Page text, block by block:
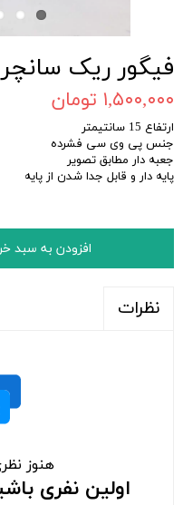
فیگور ریک
۱,۵۰۰,۰۰۰ تومان
ارتفاع 15 سانتیمتر
جنس پی وی سی فشرده
جعبه دار مطابق تصویر
پایه دار و قابل جدا شدن از پایه
افزودن به سبد
نظرات
هنوز
اولین نفری